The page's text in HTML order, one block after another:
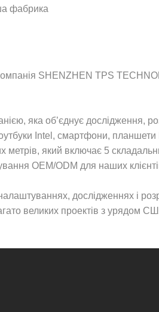
фабрика
SHENZHEN TPS
яка об’єднує дослідження,
Intel, смартфони, планшети
який включає 5
OEM/ODM для наших
дослідженнях і
великих проектів з урядом